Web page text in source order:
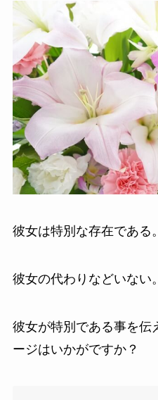
彼女は特別な存在である。
彼女の代わりなどいない。
彼女が特別である事を伝
ージはいかがですか？